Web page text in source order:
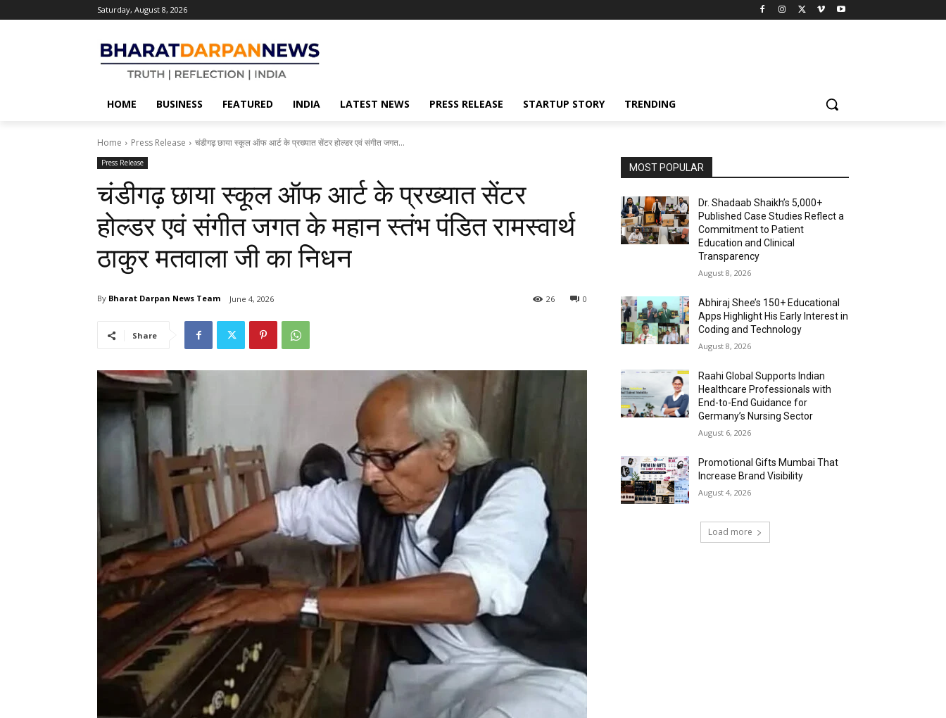
Saturday, August 8, 2026
HOME BUSINESS FEATURED INDIA LATEST NEWS PRESS RELEASE STARTUP STORY TRENDING
Home Press Release चंडीगढ़ छाया स्कूल ऑफ आर्ट के प्रख्यात सेंटर होल्डर एवं संगीत जगत...
Press Release
चंडीगढ़ छाया स्कूल ऑफ आर्ट के प्रख्यात सेंटर
होल्डर एवं संगीत जगत के महान स्तंभ पंडित रामस्वार्थ
ठाकुर मतवाला जी का निधन
By Bharat Darpan News Team June 4, 2026 0
26
Share
MOST POPULAR
Dr. Shadaab Shaikh’s 5,000+
Published Case Studies Reflect a
Commitment to Patient
Education and Clinical
Transparency
August 8, 2026
Abhiraj Shee’s 150+ Educational
Apps Highlight His Early Interest in
Coding and Technology
August 8, 2026
Raahi Global Supports Indian
Healthcare Professionals with
End-to-End Guidance for
Germany’s Nursing Sector
August 6, 2026
Promotional Gifts Mumbai That
Increase Brand Visibility
August 4, 2026
Load more